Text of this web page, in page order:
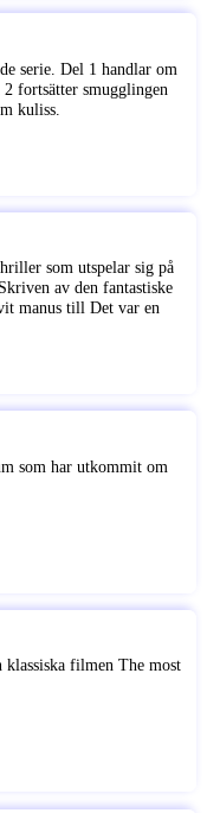
serie. Del 1 handlar om
fortsätter smugglingen
kuliss.
som utspelar sig på
av den fantastiske
manus till Det var en
som har utkommit om
klassiska filmen The most